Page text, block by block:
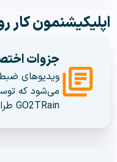
اپلیکیشنمون کار
جزوات
ویدیوهای
می‌شود که
GO2TRain طراحی و تهیه شده‌است.